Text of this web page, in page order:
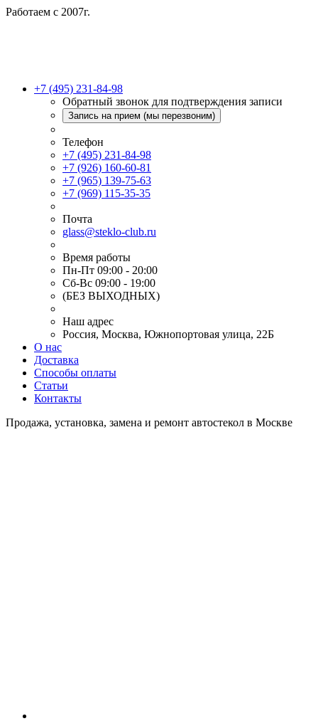
Работаем с 2007г.
+7 (495) 231-84-98
Обратный звонок для подтверждения записи
Запись на прием (мы перезвоним)
Телефон
+7 (495) 231-84-98
+7 (926) 160-60-81
+7 (965) 139-75-63
+7 (969) 115-35-35
Почта
glass@steklo-club.ru
Время работы
Пн-Пт 09:00 - 20:00
Сб-Вс 09:00 - 19:00
(БЕЗ ВЫХОДНЫХ)
Наш адрес
Россия, Москва, Южнопортовая улица, 22Б
О нас
Доставка
Способы оплаты
Статьи
Контакты
Продажа, установка, замена и ремонт автостекол в Москве